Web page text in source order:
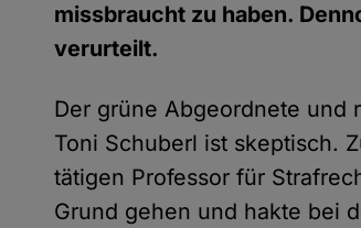
missbraucht zu haben.
verurteilt.
Der grüne Abgeordnete und
Toni Schuberl ist skeptisch.
tätigen Professor für
Grund gehen und hakte bei